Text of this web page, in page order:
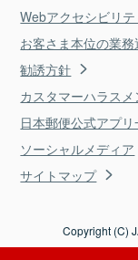
Webアクセシビリ
お客さま本位の業
勧誘方針
カスタマーハラス
日本郵便公式アプリ
ソーシャルメディア
サイトマップ
Copyright (C)